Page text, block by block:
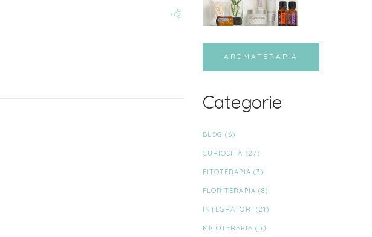
AROMATERAPIA
Categorie
BLOG (6)
CURIOSITÀ (27)
FITOTERAPIA (3)
FLORITERAPIA (8)
INTEGRATORI (21)
MICOTERAPIA (5)